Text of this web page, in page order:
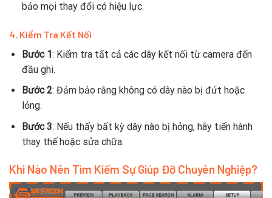
bảo mọi thay đổi có hiệu lực.
4. Kiểm Tra Kết Nối
Bước 1: Kiểm tra tất cả các dây kết nối từ camera đến
đầu ghi.
Bước 2: Đảm bảo rằng không có dây nào bị đứt hoặc
lỏng.
Bước 3: Nếu thấy bất kỳ dây nào bị hỏng, hãy tiến hành
thay thế hoặc sửa chữa.
Khi Nào Nên Tìm Kiếm Sự Giúp Đỡ Chuyên Nghiệp?